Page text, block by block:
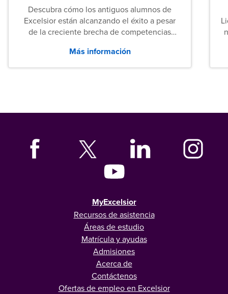
Descubra cómo los antiguos alumnos de
Excelsior están alcanzando el éxito a pesar
de la creciente brecha de competencias
tanto las empresas como los recién
graduados en todo Estados Unidos.
Más información
MyExcelsior
Recursos de asistencia
Áreas de estudio
Matrícula y ayudas
Admisiones
Acerca de
Contáctenos
Ofertas de empleo en Excelsior